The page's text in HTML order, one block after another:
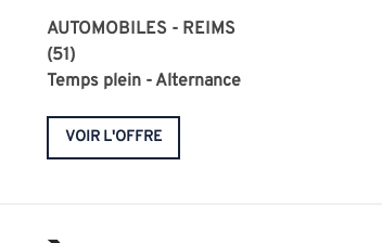
AUTOMOBILES - REIMS
(51)
Temps plein - Alternance
VOIR L'OFFRE